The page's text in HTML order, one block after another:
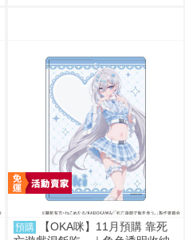
預購
【OKA咪】11月預購 靠死